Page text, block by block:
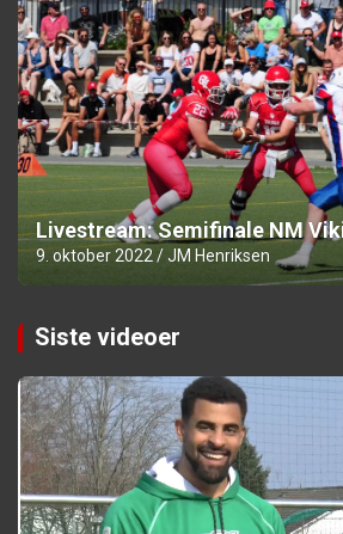
Livestream: Semifinale NM
9. oktober 2022 JM Henriksen
Siste videoer